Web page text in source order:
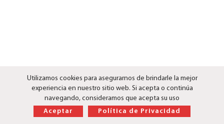
Utilizamos cookies para asegurarnos de brindarle la mejor
experiencia en nuestro sitio web. Si acepta o continúa
navegando, consideramos que acepta su uso
Aceptar
Política de Privacidad